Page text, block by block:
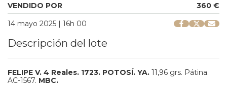
VENDIDO POR
360 €
14 mayo 2025 | 16h 00
Descripción del lote
FELIPE V. 4 Reales. 1723. POTOSÍ. YA. 11,96 grs. Pátina.
AC-1567. MBC.